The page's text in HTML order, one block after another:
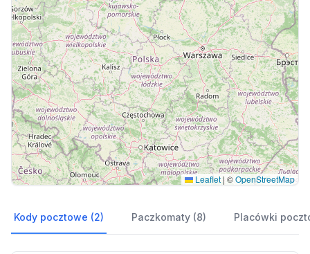
Leaflet | ©OpenStreetMap
Kody pocztowe (2) Paczkomaty (8) Placówki